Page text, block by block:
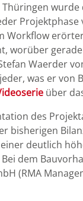
Workflow
worüber
Waerder
was er
über
des
deutlich
dem
(RMA